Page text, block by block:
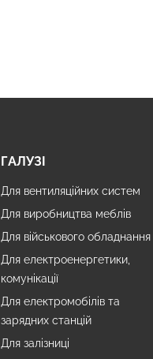
ГАЛУЗІ
Для вентиляційних систем
Для виробництва меблів
Для військового обладнання
Для електроенергетики,
комунікації
Для електромобілів та
зарядних станцій
Для залізниці